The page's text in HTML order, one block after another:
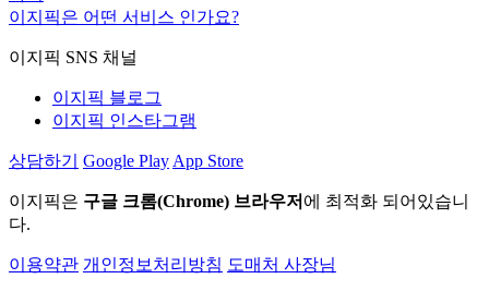
이지픽은 어떤 서비스 인가요?
이지픽 SNS 채널
이지픽 블로그
이지픽 인스타그램
상담하기 Google Play App Store
이지픽은 구글 크롬(Chrome) 브라우저 에 최적화 되어있습니
다.
이용약관 개인정보처리방침 도매처 사장님